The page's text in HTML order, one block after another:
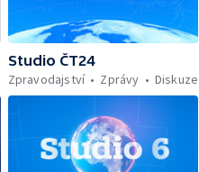
Studio ČT24
Zpravodajství
Zprávy Diskuze